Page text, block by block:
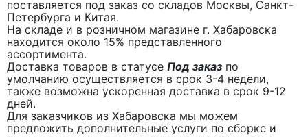
поставляется под заказ со складов Москвы, Санкт-
Петербурга и Китая.
На складе и в розничном магазине г. Хабаровска
находится около 15% представленного
ассортимента.
Доставка товаров в статусе Под заказ по
умолчанию осуществляется в срок 3-4 недели,
также возможна ускоренная доставка в срок 9-12
дней.
Для заказчиков из Хабаровска мы можем
предложить дополнительные услуги по сборке и